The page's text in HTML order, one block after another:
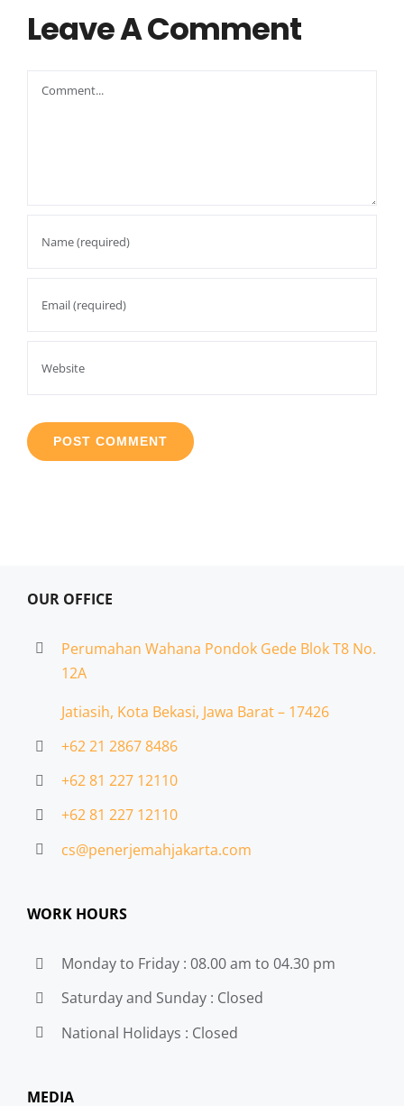
Leave A Comment
Comment
OUR OFFICE
Perumahan Wahana Pondok Gede Blok T8 No.
12A
Jatiasih, Kota Bekasi, Jawa Barat – 17426
+62 21 2867 8486
+62 81 227 12110
+62 81 227 12110
cs@penerjemahjakarta.com
WORK HOURS
Monday to Friday : 08.00 am to 04.30 pm
Saturday and Sunday : Closed
National Holidays : Closed
MEDIA